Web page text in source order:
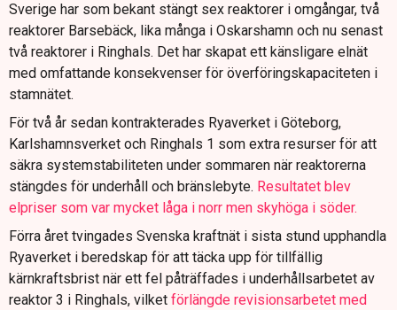
Sverige har som bekant stängt sex reaktorer i omgångar, två
reaktorer Barsebäck, lika många i Oskarshamn och nu senast
två reaktorer i Ringhals. Det har skapat ett känsligare elnät
med omfattande konsekvenser för överföringskapaciteten i
stamnätet.
För två år sedan kontrakterades Ryaverket i Göteborg,
Karlshamnsverket och Ringhals 1 som extra resurser för att
säkra systemstabiliteten under sommaren när reaktorerna
stängdes för underhåll och bränslebyte. Resultatet blev
elpriser som var mycket låga i norr men skyhöga i söder.
Förra året tvingades Svenska kraftnät i sista stund upphandla
Ryaverket i beredskap för att täcka upp för tillfällig
kärnkraftsbrist när ett fel påträffades i underhållsarbetet av
reaktor 3 i Ringhals, vilket förlängde revisionsarbetet med